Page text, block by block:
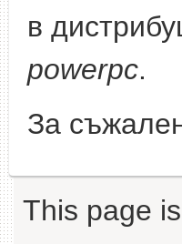
в
powerpc.
За
This page